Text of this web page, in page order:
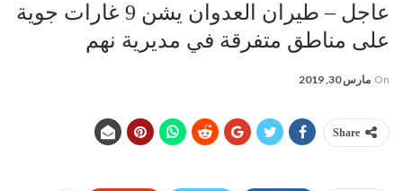
عاجل – طيران العدوان يشن 9 غارات جوية
على مناطق متفرقة في مديرية نهم
On مارس 30, 2019
Share